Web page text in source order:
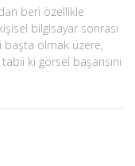
beri özellikle
bilgisayar sonrası
başta olmak üzere,
ki görsel başarısını